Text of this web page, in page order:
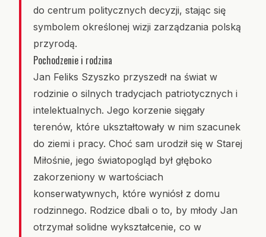
do centrum politycznych decyzji, stając się
symbolem określonej wizji zarządzania polską
przyrodą.
Pochodzenie i rodzina
Jan Feliks Szyszko przyszedł na świat w
rodzinie o silnych tradycjach patriotycznych i
intelektualnych. Jego korzenie sięgały
terenów, które ukształtowały w nim szacunek
do ziemi i pracy. Choć sam urodził się w Starej
Miłośnie, jego światopogląd był głęboko
zakorzeniony w wartościach
konserwatywnych, które wyniósł z domu
rodzinnego. Rodzice dbali o to, by młody Jan
otrzymał solidne wykształcenie, co w